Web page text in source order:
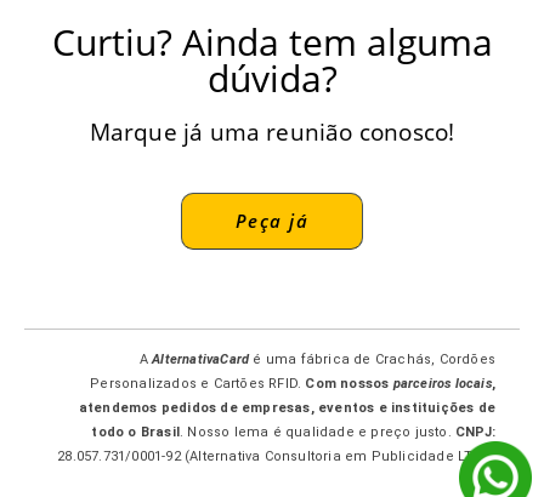
Curtiu? Ainda tem alguma
dúvida?
Marque já uma reunião conosco!
Peça já
AAlternativaCardé uma fábrica de Crachás, Cordões
Personalizados e Cartões RFID. Com nossos parceiros locais,
atendemos pedidos de empresas, eventos e instituições de
todo o Brasil. Nosso lema é qualidade e preço justo. CNPJ:
28.057.731/0001-92 (Alternativa Consultoria em Publicidade LTDA-
ME.)